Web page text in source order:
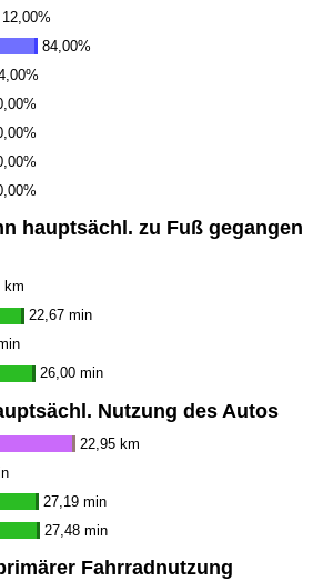
12,00%
84,00%
hauptsächl. zu Fuß gegangen
km
22,67 min
26,00 min
Nutzung des Autos
22,95 km
27,19 min
27,48 min
Fahrradnutzung
Index nach Land
Land